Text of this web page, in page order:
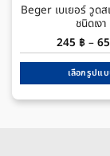
Beger เบเยอร์ วูด
ชนิดเงา
245 ฿ –
เลือกรูปแ